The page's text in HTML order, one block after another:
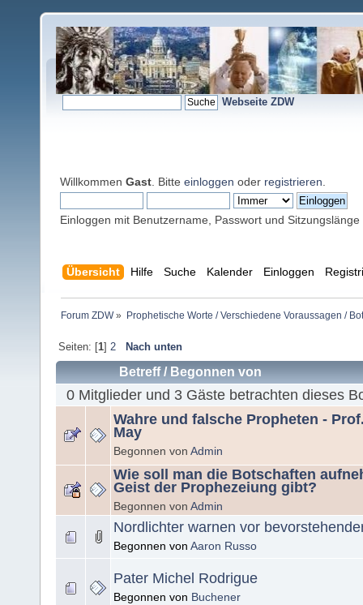
Webseite ZDW
Willkommen Gast . Bitte einloggen oder registrieren
Einloggen mit Benutzername, Passwort und Sitzungslänge
Übersicht Hilfe Suche Kalender Einloggen
Forum ZDW» Prophetische Worte / Verschiedene Voraussagen /
Seiten: [1] 2 Nach unten
Betreff/ Begonnen von
0 Mitglieder und 3 Gäste betrachten dieses
Wahre und falsche Propheten -
May
Begonnen von Admin
Wie soll man die Botschaften
Geist der Prophezeiung gibt?
Begonnen von Admin
Nordlichter warnen vor
Begonnen von Aaron Russo
Pater Michel Rodrigue
Begonnen von Buchener